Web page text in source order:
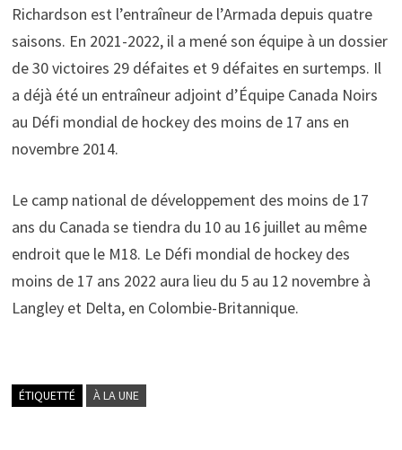
Richardson est l’entraîneur de l’Armada depuis quatre
saisons. En 2021-2022, il a mené son équipe à un dossier
de 30 victoires 29 défaites et 9 défaites en surtemps. Il
a déjà été un entraîneur adjoint d’Équipe Canada Noirs
au Défi mondial de hockey des moins de 17 ans en
novembre 2014.
Le camp national de développement des moins de 17
ans du Canada se tiendra du 10 au 16 juillet au même
endroit que le M18. Le Défi mondial de hockey des
moins de 17 ans 2022 aura lieu du 5 au 12 novembre à
Langley et Delta, en Colombie-Britannique.
ÉTIQUETTÉ À LA UNE